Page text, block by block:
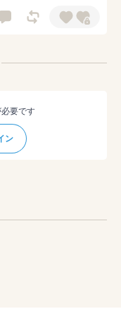
要です
ン